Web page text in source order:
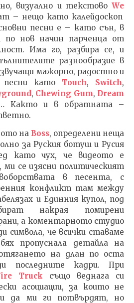
визуално и текстово Wе
– нещо като калейдоскоп
песни е – като сън, в
по нов начин парченца от
Има го, разбира се, и
разнообразие в
мажорно, радостно и
песни като Touch, Switch,
, Chewing Gum, Dream
Както и в обратната –
на Boss, определени неща
за Руския ботуш и Русия
като чух, че видеото е
ми се изясни политическият
в песента, с
конфликт там между
и Единния купол, под
накрая помирени
а коментарното студио
символа, че всички ставаме
пропуснала детайла на
на длан по оста
последните кадри. При
Truck също веднага си
асоциации, за които не
да ми ги потвърдят, но